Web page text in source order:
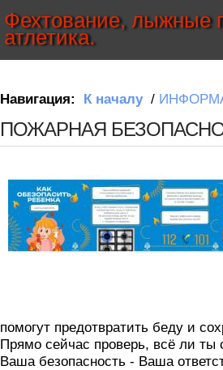
Фехтование, лыжные
атлетика.
Навигация: К началу /
ПОЖАРНАЯ
помогут предотвратить беду и
Прямо сейчас проверь, всё ли ты
Ваша безопасность - Ваша